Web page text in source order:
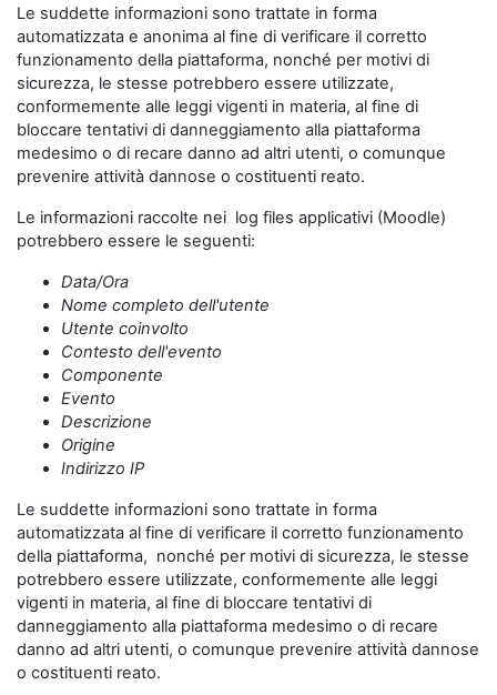
Le suddette informazioni sono trattate in forma
automatizzata e anonima al fine di verificare il corretto
funzionamento della piattaforma, nonché per motivi di
sicurezza, le stesse potrebbero essere utilizzate,
conformemente alle leggi vigenti in materia, al fine di
bloccare tentativi di danneggiamento alla piattaforma
medesimo o di recare danno ad altri utenti, o comunque
prevenire attività dannose o costituenti reato.
Le informazioni raccolte nei log files applicativi (Moodle)
potrebbero essere le seguenti:
Data/Ora
Nome completo dell'utente
Utente coinvolto
Contesto dell'evento
Componente
Evento
Descrizione
Origine
Indirizzo IP
Le suddette informazioni sono trattate in forma
automatizzata al fine di verificare il corretto funzionamento
della piattaforma, nonché per motivi di sicurezza, le stesse
potrebbero essere utilizzate, conformemente alle leggi
vigenti in materia, al fine di bloccare tentativi di
danneggiamento alla piattaforma medesimo o di recare
danno ad altri utenti, o comunque prevenire attività dannose
o costituenti reato.